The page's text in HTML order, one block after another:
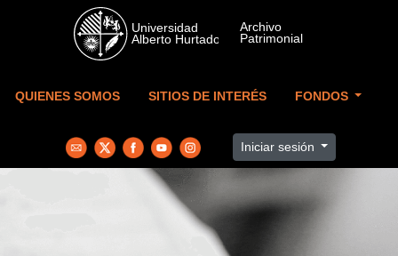
Skip to main content
QUIENES SOMOS SITIOS DE INTERÉS FONDOS
Iniciar sesión